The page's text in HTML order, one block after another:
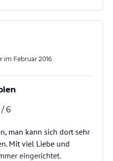
im Februar 2016
/ 6
man kann sich dort sehr
Mit viel Liebe und
eingerichtet.